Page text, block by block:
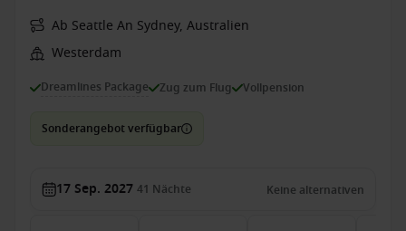
Ab Seattle An Sydney, Australien
Westerdam
Dreamlines Package Zug zum Flug Vollpension
Sonderangebot verfügbar
17 Sep. 2027 41 Nächte Keine alternativen